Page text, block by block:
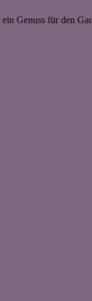
Genuss für den